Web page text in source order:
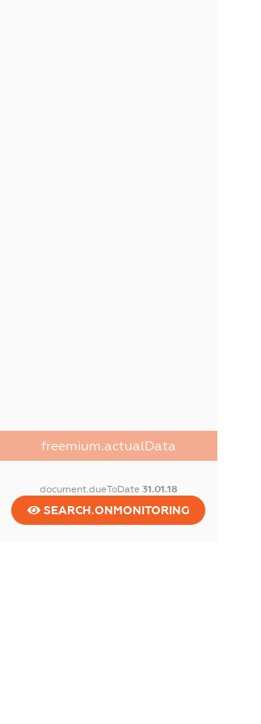
freemium.actualData
document.dueToDate 31.01.18
SEARCH.ONMONITORING